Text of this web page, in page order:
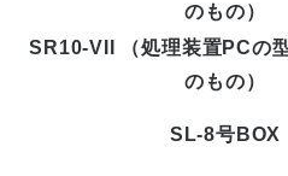
のもの）
SR10-VII （処理装置PCの
のもの）
SL-8号BOX